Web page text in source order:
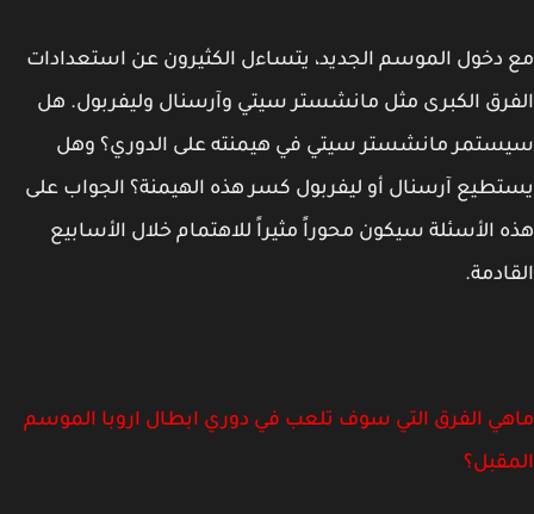
دخول الموسم الجديد، يتساءل الكثيرون عن استعدادات
الكبرى مثل مانشستر سيتي وآرسنال وليفربول. هل
مانشستر سيتي في هيمنته على الدوري؟ وهل
آرسنال أو ليفربول كسر هذه الهيمنة؟ الجواب على
الأسئلة سيكون محوراً مثيراً للاهتمام خلال الأسابيع
الفرق التي سوف تلعب في دوري ابطال اروبا الموسم